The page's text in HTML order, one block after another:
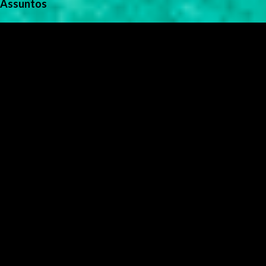
Assuntos